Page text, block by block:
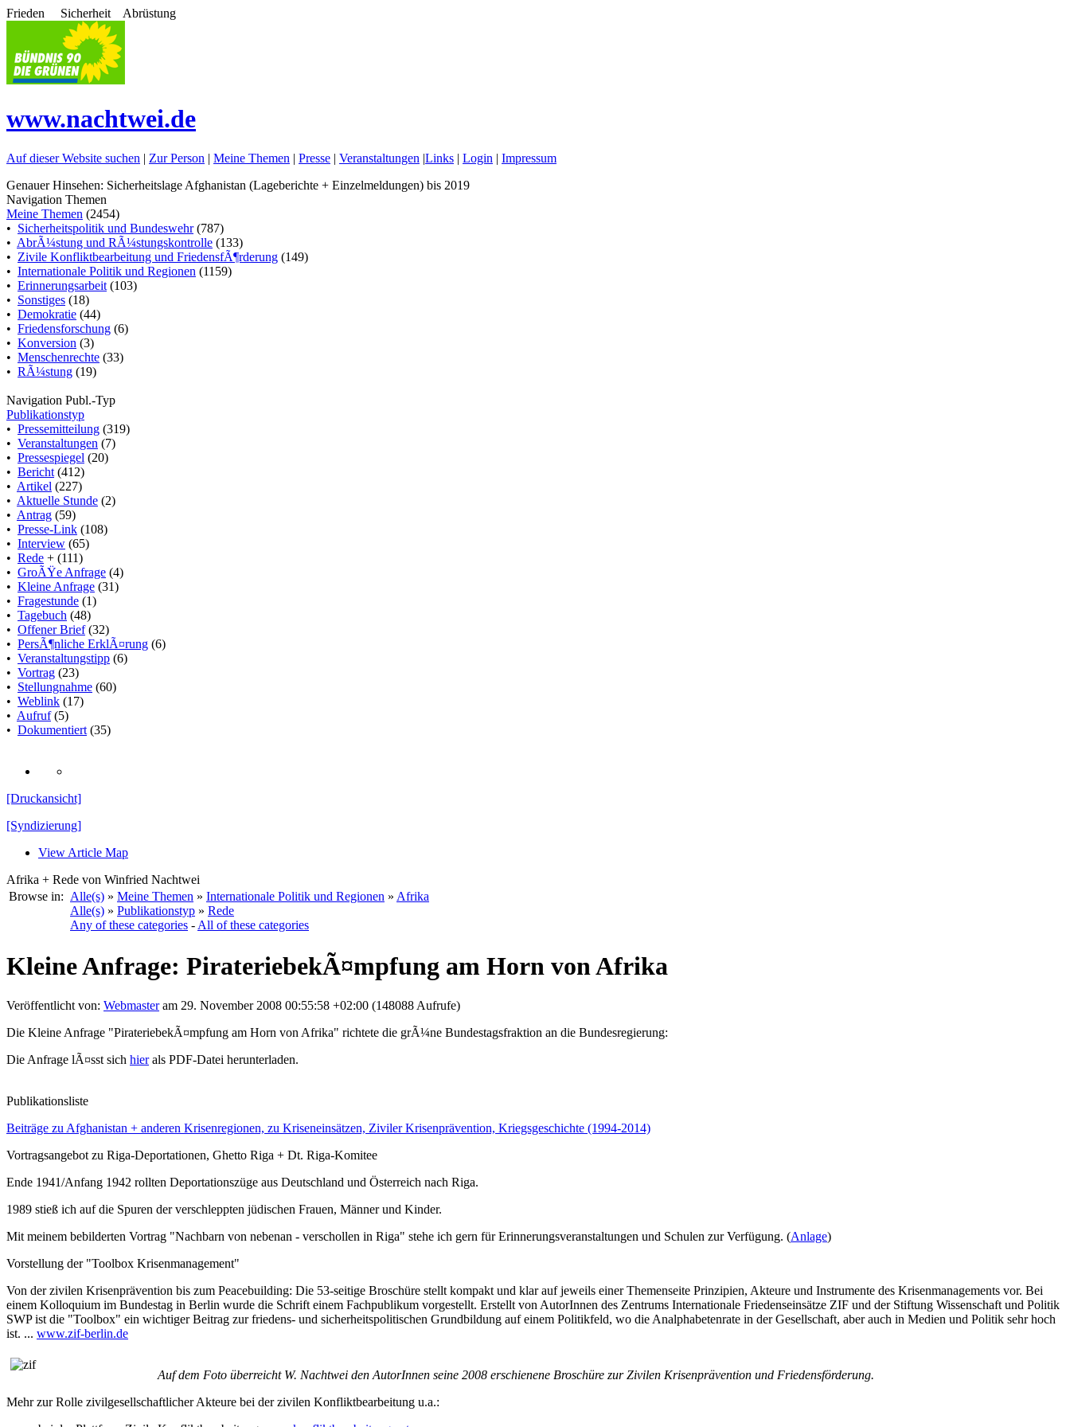
Frieden Sicherheit Abrüstung
www.nachtwei.de
Auf dieser Website suchen | Zur Person | Meine Themen | Presse | Veranstaltungen |Links | Login | Impressum
Genauer Hinsehen: Sicherheitslage Afghanistan (Lageberichte + Einzelmeldungen) bis 2019
Navigation Themen
Meine Themen (2454)
• Sicherheitspolitik und Bundeswehr(787)
• AbrÃ¼stung und RÃ¼stungskontrolle (133)
• Zivile Konfliktbearbeitung und FriedensfÃ¶rderung (149)
• Internationale Politik und Regionen (1159)
• Erinnerungsarbeit (103)
• Sonstiges (18)
• Demokratie (44)
• Friedensforschung (6)
• Konversion (3)
• Menschenrechte (33)
• RÃ¼stung (19)
Navigation Publ.-Typ
Publikationstyp
• Pressemitteilung (319)
• Veranstaltungen (7)
• Pressespiegel (20)
• Bericht (412)
• Artikel (227)
• Aktuelle Stunde (2)
• Antrag (59)
• Presse-Link (108)
• Interview (65)
• Rede + (111)
• GroÃŸe Anfrage (4)
• Kleine Anfrage (31)
• Fragestunde (1)
• Tagebuch (48)
• Offener Brief(32)
• PersÃ¶nliche ErklÃ¤rung (6)
• Veranstaltungstipp (6)
• Vortrag (23)
• Stellungnahme (60)
• Weblink (17)
• Aufruf(5)
• Dokumentiert (35)
[Druckansicht]
[Syndizierung]
View Article Map
Afrika + Rede von Winfried Nachtwei
Browse in: Alle(s) » Meine Themen » Internationale Politik und Regionen » Afrika
Alle(s) » Publikationstyp » Rede
Any of these categories - All of these categories
Kleine Anfrage: PirateriebekÃ¤mpfung am Horn von Afrika
Veröffentlicht von: Webmasteram 29. November 2008 00:55:58 +02:00 (148088 Aufrufe)
Die Kleine Anfrage "PirateriebekÃ¤mpfung am Horn von Afrika" richtete die grÃ¼ne Bundestagsfraktion an die Bundesregierung:
Die Anfrage lÃ¤sst sich hierals PDF-Datei herunterladen.
Publikationsliste
Beiträge zu Afghanistan + anderen Krisenregionen, zu Kriseneinsätzen, Ziviler Krisenprävention, Kriegsgeschichte (1994-2014)
Vortragsangebot zu Riga-Deportationen, Ghetto Riga + Dt. Riga-Komitee
Ende 1941/Anfang 1942 rollten Deportationszüge aus Deutschland und Österreich nach Riga.
1989 stieß ich auf die Spuren der verschleppten jüdischen Frauen, Männer und Kinder.
Mit meinem bebilderten Vortrag "Nachbarn von nebenan - verschollen in Riga" stehe ich gern für Erinnerungsveranstaltungen und Schulen zur Verfügung. (Anlage)
Vorstellung der "Toolbox Krisenmanagement"
Von der zivilen Krisenprävention bis zum Peacebuilding: Die 53-seitige Broschüre stellt kompakt und klar auf jeweils einer Themenseite Prinzipien, Akteure und Instrumente des Krisenmanagements vor. Bei
einem Kolloquium im Bundestag in Berlin wurde die Schrift einem Fachpublikum vorgestellt. Erstellt von AutorInnen des Zentrums Internationale Friedenseinsätze ZIF und der Stiftung Wissenschaft und Politik
SWP ist die "Toolbox" ein wichtiger Beitrag zur friedens- und sicherheitspolitischen Grundbildung auf einem Politikfeld, wo die Analphabetenrate in der Gesellschaft, aber auch in Medien und Politik sehr hoch
ist. ... www.zif-berlin.de
Auf dem Foto überreicht W. Nachtwei den AutorInnen seine 2008 erschienene Broschüre zur Zivilen Krisenprävention und Friedensförderung.
Mehr zur Rolle zivilgesellschaftlicher Akteure bei der zivilen Konfliktbearbeitung u.a.: